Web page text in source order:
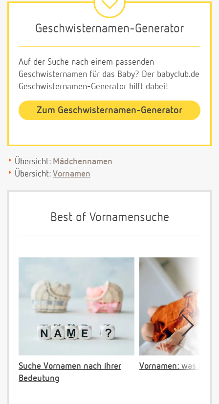
Geschwisternamen-Generator
Auf der Suche nach einem passenden
Geschwisternamen für das Baby? Der babyclub.de
Geschwisternamen-Generator hilft dabei!
Zum Geschwisternamen-Generator
Übersicht: Mädchennamen
Übersicht: Vornamen
Best of Vornamensuche
Suche Vornamen nach ihrer
Bedeutung
Vornamen: was ist